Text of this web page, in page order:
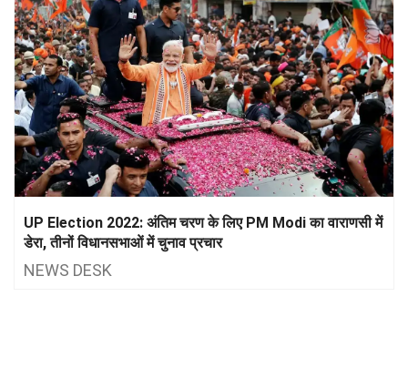
UP Election 2022: अंतिम चरण के लिए PM Modi का वाराणसी में
डेरा, तीनों विधानसभाओं में चुनाव प्रचार
NEWS DESK